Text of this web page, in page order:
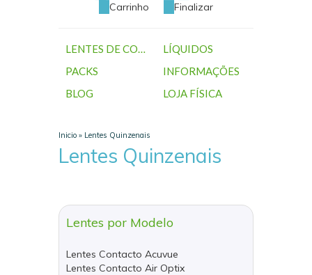
Carrinho
Finalizar
LENTES DE CONTACTO
LÍQUIDOS
PACKS
INFORMAÇÕES
BLOG
LOJA FÍSICA
Inicio » Lentes Quinzenais
Lentes Quinzenais
Lentes por Modelo
Lentes Contacto Acuvue
Lentes Contacto Air Optix